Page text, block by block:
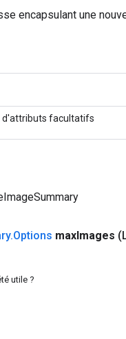
encapsulant une
d'attributs facultatifs
.Options maxImages
utile ?